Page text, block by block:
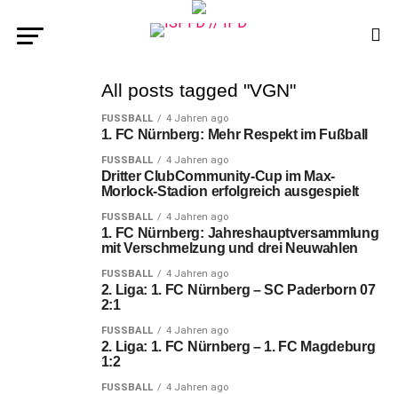
All posts tagged "VGN"
FUSSBALL 4 Jahren ago
1. FC Nürnberg: Mehr Respekt im Fußball
FUSSBALL 4 Jahren ago
Dritter ClubCommunity-Cup im Max-
Morlock-Stadion erfolgreich ausgespielt
FUSSBALL 4 Jahren ago
1. FC Nürnberg: Jahreshauptversammlung
mit Verschmelzung und drei Neuwahlen
FUSSBALL 4 Jahren ago
2. Liga: 1. FC Nürnberg – SC Paderborn 07
2:1
FUSSBALL 4 Jahren ago
2. Liga: 1. FC Nürnberg – 1. FC Magdeburg
1:2
FUSSBALL 4 Jahren ago